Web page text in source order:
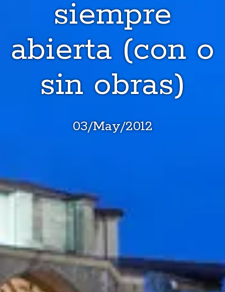
siempre
abierta (con o
sin obras)
03/May/2012